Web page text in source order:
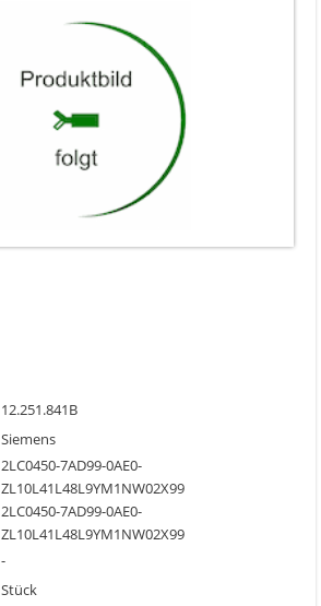
12.251.841B
Siemens
2LC0450-7AD99-0AE0-
ZL10L41L48L9YM1NW02X99
2LC0450-7AD99-0AE0-
ZL10L41L48L9YM1NW02X99
-
Stück